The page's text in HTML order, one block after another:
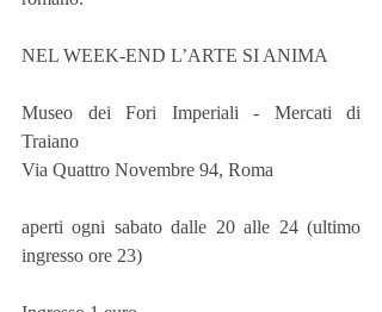
NEL WEEK-END L’ARTE SI ANIMA
Museo dei Fori Imperiali - Mercati di
Traiano
Via Quattro Novembre 94, Roma
aperti ogni sabato dalle 20 alle 24 (ultimo
ingresso ore 23)